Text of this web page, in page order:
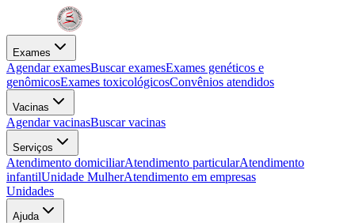
Exames
Agendar examesBuscar examesExames genéticos e
genômicosExames toxicológicosConvênios atendidos
Vacinas
Agendar vacinasBuscar vacinas
Serviços
Atendimento domiciliarAtendimento particularAtendimento
infantilUnidade MulherAtendimento em empresas
Unidades
Ajuda